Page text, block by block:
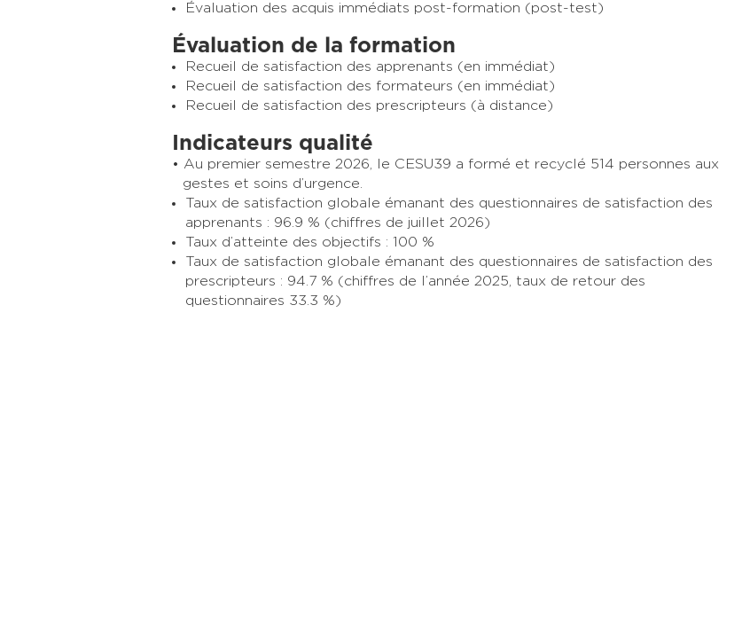
Évaluation des acquis immédiats post-formation (post-test)
Évaluation de la formation
Recueil de satisfaction des apprenants (en immédiat)
Recueil de satisfaction des formateurs (en immédiat)
Recueil de satisfaction des prescripteurs (à distance)
Indicateurs qualité
Au premier semestre 2026, le CESU39 a formé et recyclé 514 personnes aux
gestes et soins d’urgence.
Taux de satisfaction globale émanant des questionnaires de satisfaction des
apprenants : 96.9 % (chiffres de juillet 2026)
Taux d’atteinte des objectifs : 100 %
Taux de satisfaction globale émanant des questionnaires de satisfaction des
prescripteurs : 94.7 % (chiffres de l’année 2025, taux de retour des
questionnaires 33.3 %)